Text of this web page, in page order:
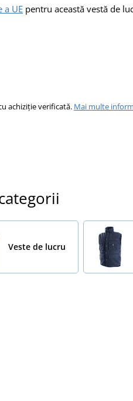
a UE pentru această vestă de
achiziție verificată. Mai multe
Veste de lucru